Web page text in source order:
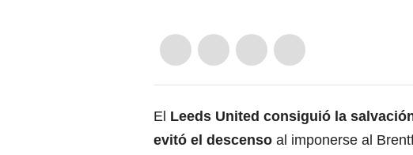
El Leeds United consiguió la
evitó el descenso al imponerse al